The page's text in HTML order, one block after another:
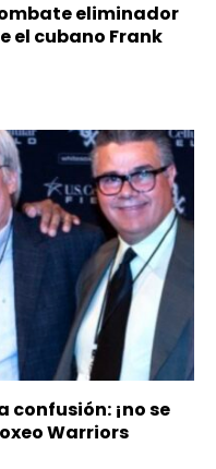
eliminador
el cubano Frank
¡no se
Warriors